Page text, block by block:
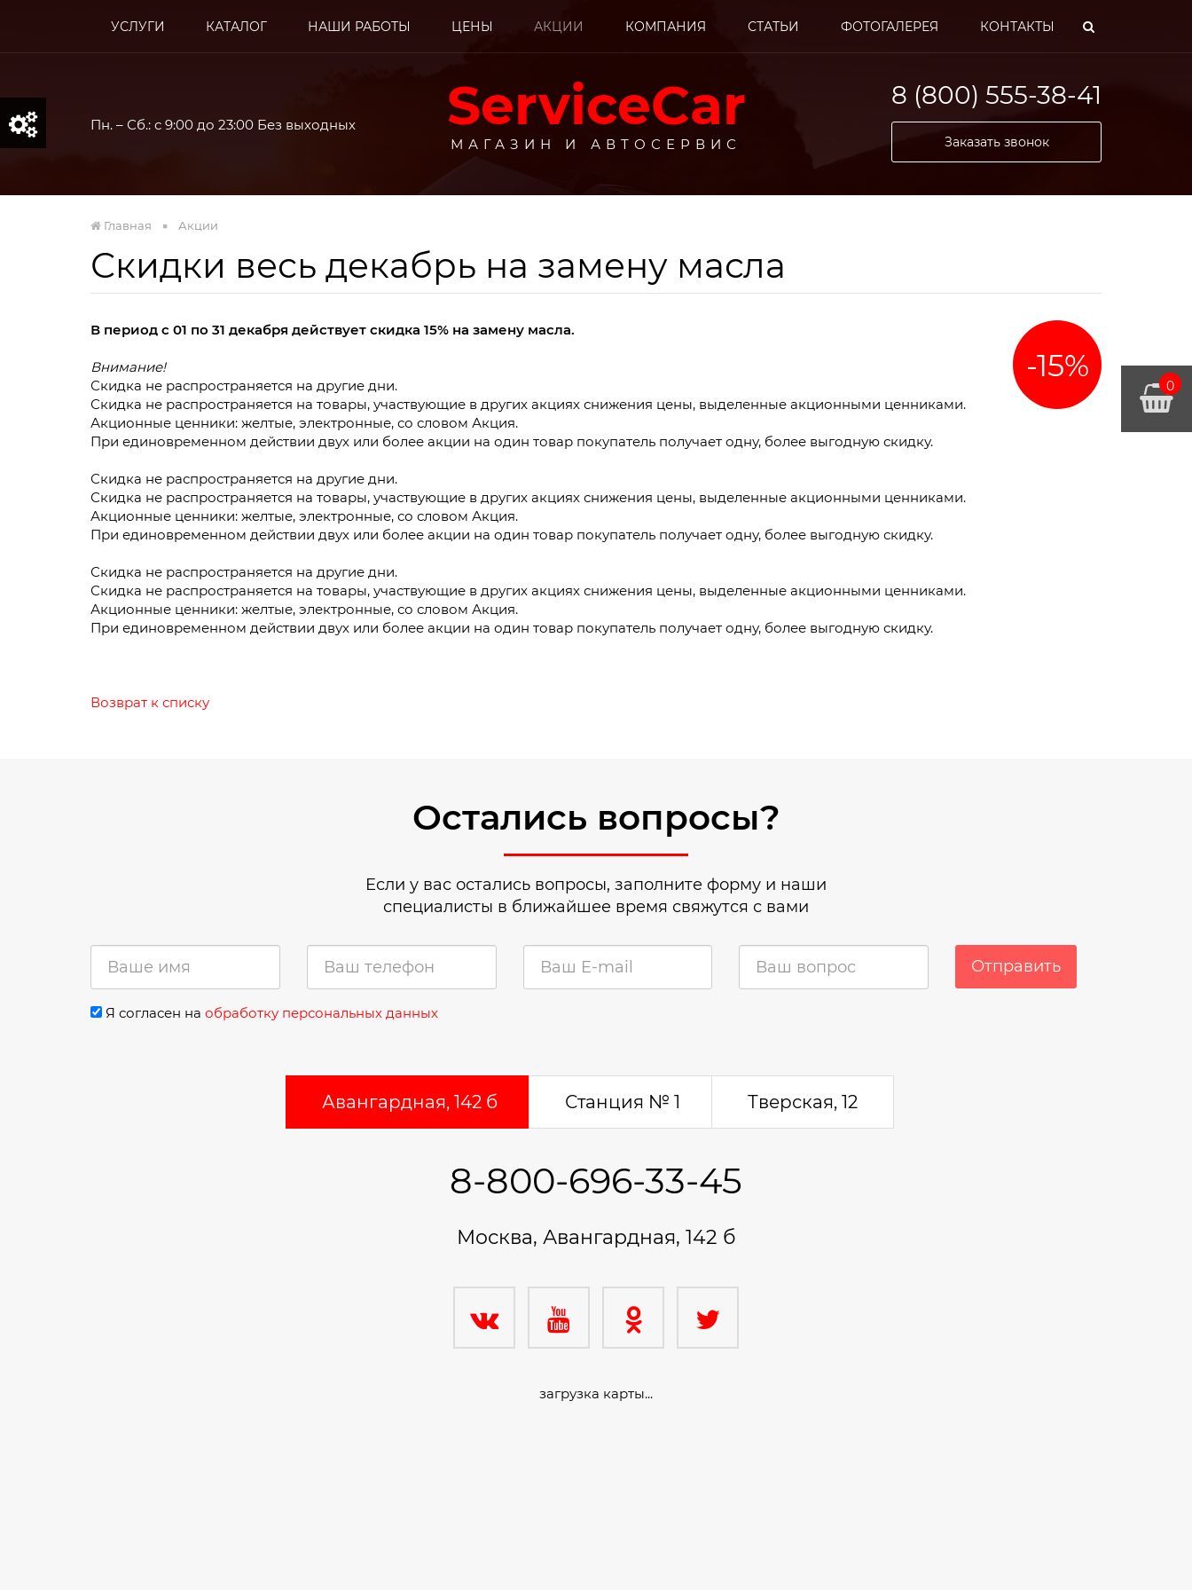
0
УСЛУГИ КАТАЛОГ НАШИ РАБОТЫ ЦЕНЫ АКЦИИ КОМПАНИЯ СТАТЬИ ФОТОГАЛЕРЕЯ КОНТАКТЫ
Качественный ремонт автомобилей и
продажа автозапчастей
Пн. – Сб.: с 9:00 до 23:00 Без выходных ServiceCar
МАГАЗИН И АВТОСЕРВИС
8 (800) 555-38-41
Заказать звонок
Главная Акции
Скидки весь декабрь на замену масла
В период с 01 по 31 декабря действует скидка 15% на замену масла.
Внимание!
Скидка не распространяется на другие дни.
Скидка не распространяется на товары, участвующие в других акциях снижения цены, выделенные акционными ценниками.
Акционные ценники: желтые, электронные, со словом Акция.
При единовременном действии двух или более акции на один товар покупатель получает одну, более выгодную скидку.
Скидка не распространяется на другие дни.
Скидка не распространяется на товары, участвующие в других акциях снижения цены, выделенные акционными ценниками.
Акционные ценники: желтые, электронные, со словом Акция.
При единовременном действии двух или более акции на один товар покупатель получает одну, более выгодную скидку.
Скидка не распространяется на другие дни.
Скидка не распространяется на товары, участвующие в других акциях снижения цены, выделенные акционными ценниками.
Акционные ценники: желтые, электронные, со словом Акция.
При единовременном действии двух или более акции на один товар покупатель получает одну, более выгодную скидку.
-15%
Возврат к списку
Остались вопросы?
Если у вас остались вопросы, заполните форму и наши
специалисты в ближайшее время свяжутся с вами
Отправить
Я согласен на обработку персональных данных
Авангардная, 142 б Станция № 1 Тверская, 12
8-800-696-33-45
Москва, Авангардная, 142 б
загрузка карты...